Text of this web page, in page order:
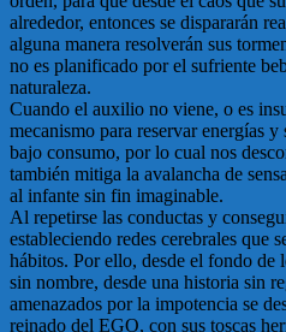
alrededor, entonces se dispararán
alguna manera resolverán sus
no es planificado por el sufriente
naturaleza.
Cuando el auxilio no viene, o es
mecanismo para reservar energías
bajo consumo, por lo cual nos
también mitiga la avalancha de
al infante sin fin imaginable.
Al repetirse las conductas y
estableciendo redes cerebrales que
hábitos. Por ello, desde el fondo de
sin nombre, desde una historia sin
amenazados por la impotencia se
reinado del EGO, con sus toscas